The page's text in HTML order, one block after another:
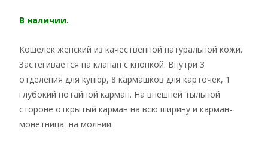
В наличии.
Кошелек женский из качественной натуральной кожи.
Застегивается на клапан с кнопкой. Внутри 3
отделения для купюр, 8 кармашков для карточек, 1
глубокий потайной карман. На внешней тыльной
стороне открытый карман на всю ширину и карман-
монетница на молнии.